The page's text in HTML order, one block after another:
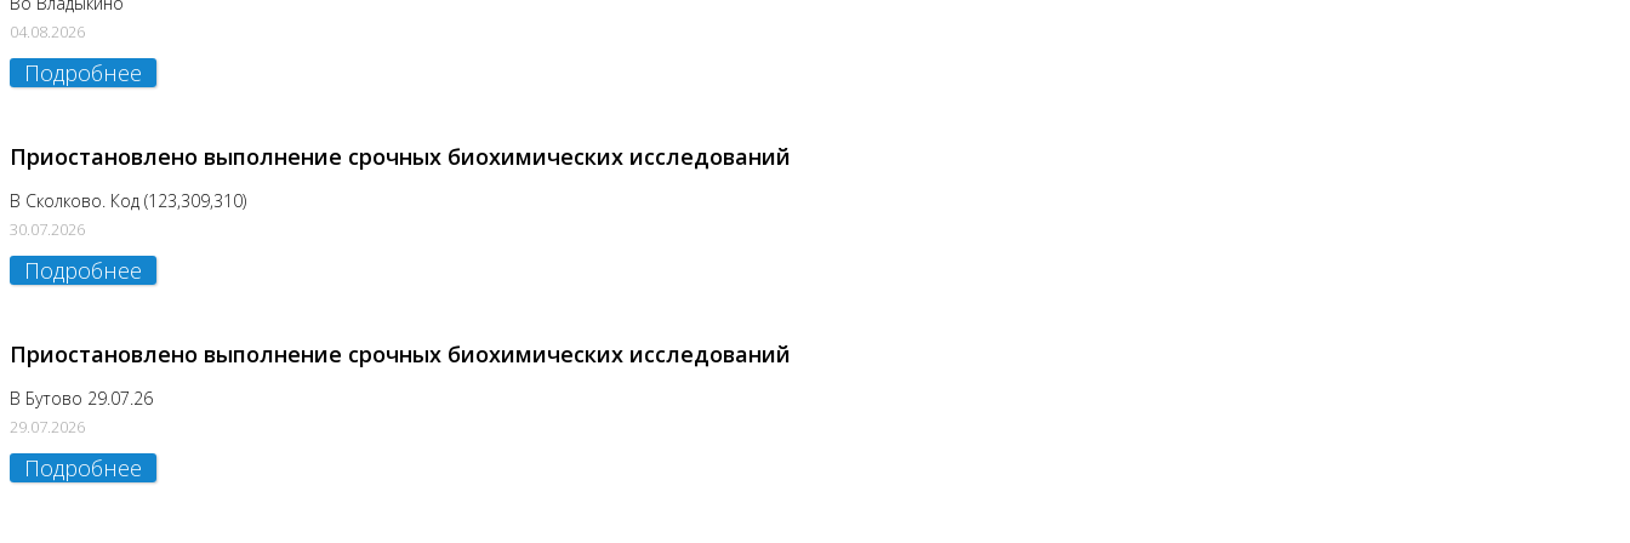
04.08.2026
Подробнее
Приостановлено выполнение срочных биохимических исследований
В Сколково. Код (123,309,310)
30.07.2026
Подробнее
Приостановлено выполнение срочных биохимических исследований
В Бутово 29.07.26
29.07.2026
Подробнее